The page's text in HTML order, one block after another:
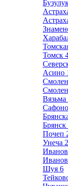
Томск
Асино
Вязьма
Брянск
Почеп
Унеча 2
Шуя 6